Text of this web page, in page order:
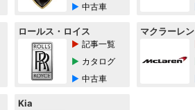
中古車
ロールス・ロイス
記事一覧
カタログ
中古車
マクラーレン
Kia